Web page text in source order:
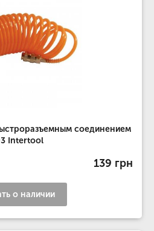
соединением
Intertool
139 грн
о наличии